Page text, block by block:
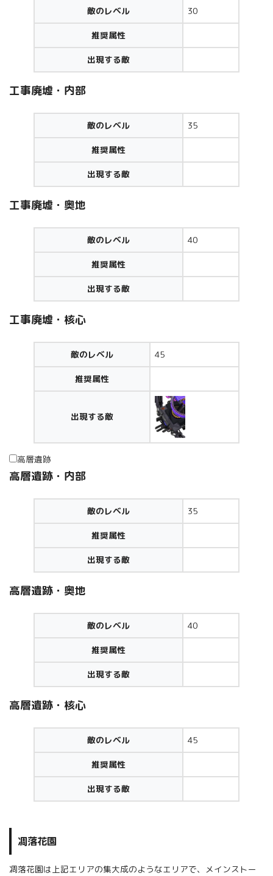
敵のレベル 30
推奨属性
出現する敵
工事廃墟・内部
敵のレベル 35
推奨属性
出現する敵
工事廃墟・奥地
敵のレベル 40
推奨属性
出現する敵
工事廃墟・核心
敵のレベル 45
推奨属性
出現する敵
高層遺跡
高層遺跡・内部
敵のレベル 35
推奨属性
出現する敵
高層遺跡・奥地
敵のレベル 40
推奨属性
出現する敵
高層遺跡・核心
敵のレベル 45
推奨属性
出現する敵
凋落花園
凋落花園は上記エリアの集大成のようなエリアで、メインストー